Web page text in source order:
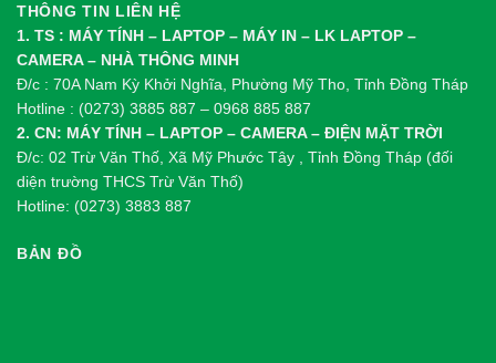
THÔNG TIN LIÊN HỆ
1. TS : MÁY TÍNH – LAPTOP – MÁY IN – LK LAPTOP –
CAMERA – NHÀ THÔNG MINH
Đ/c : 70A Nam Kỳ Khởi Nghĩa, Phường Mỹ Tho, Tỉnh Đồng Tháp
Hotline : (0273) 3885 887 – 0968 885 887
2. CN: MÁY TÍNH – LAPTOP – CAMERA – ĐIỆN MẶT TRỜI
Đ/c: 02 Trừ Văn Thố, Xã Mỹ Phước Tây , Tỉnh Đồng Tháp (đối
diện trường THCS Trừ Văn Thố)
Hotline: (0273) 3883 887
BẢN ĐỒ